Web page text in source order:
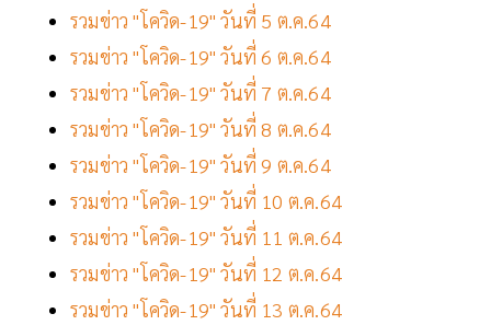
รวมข่าว "โควิด-19" วันที่ 5 ต.ค.64
รวมข่าว "โควิด-19" วันที่ 6 ต.ค.64
รวมข่าว "โควิด-19" วันที่ 7 ต.ค.64
รวมข่าว "โควิด-19" วันที่ 8 ต.ค.64
รวมข่าว "โควิด-19" วันที่ 9 ต.ค.64
รวมข่าว "โควิด-19" วันที่ 10 ต.ค.64
รวมข่าว "โควิด-19" วันที่ 11 ต.ค.64
รวมข่าว "โควิด-19" วันที่ 12 ต.ค.64
รวมข่าว "โควิด-19" วันที่ 13 ต.ค.64